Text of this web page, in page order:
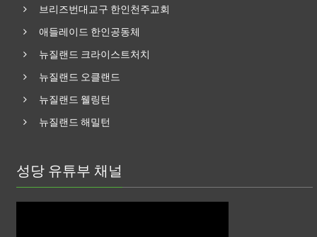
브리즈번대교구 한인천주교회
애들레이드 한인공동체
뉴질랜드 크라이스트처치
뉴질랜드 오클랜드
뉴질랜드 웰링턴
뉴질랜드 해밀턴
성당 유튜부 채널